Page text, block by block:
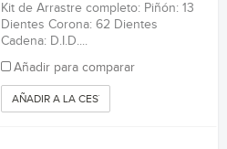
Kit de Arrastre completo: Piñón: 13
Dientes Corona: 62 Dientes
Cadena: D.I.D....
Añadir para comparar
AÑADIR A LA CESTA